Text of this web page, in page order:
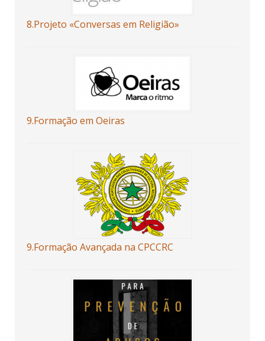
8.Projeto «Conversas em Religião»
9.Formação em Oeiras
9.Formação Avançada na CPCCRC